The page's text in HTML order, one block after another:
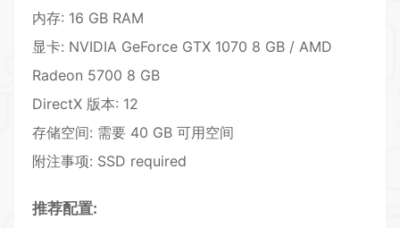
内存: 16 GB RAM
显卡: NVIDIA GeForce GTX 1070 8 GB / AMD
Radeon 5700 8 GB
DirectX 版本: 12
存储空间: 需要 40 GB 可用空间
附注事项: SSD required
推荐配置: